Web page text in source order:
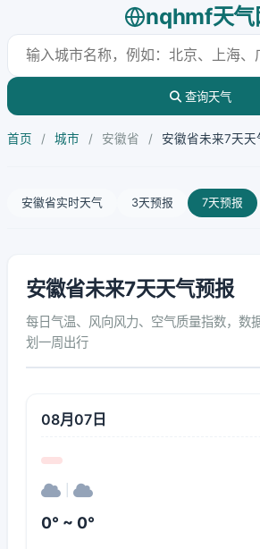
nqhmf天气
查询天气
首页 / 城市 / 安徽省 / 安徽省未来7天天
安徽省实时天气 3天预报 7天预报
安徽省未来7天天气预报
每日气温、风向风力、空气质量指数，数
划一周出行
08月07日
0° ~ 0°